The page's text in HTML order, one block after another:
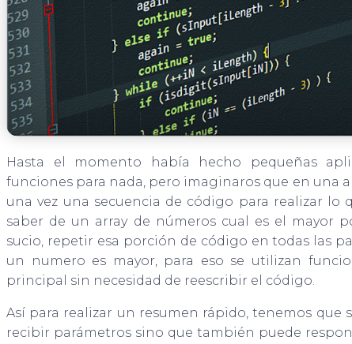
Hasta el momento había hecho pequeñas
funciones para nada, pero imaginaros que en una
una vez una secuencia de código para realizar lo
saber de un array de números cual es el mayor
sucio, repetir esa porción de código en todas las
un numero es mayor, para eso se utilizan
principal sin necesidad de reescribir el código.
Así para realizar un resumen rápido, tenemos
recibir parámetros sino que también puede